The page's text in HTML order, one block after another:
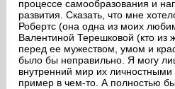
процессе самообразования и
развития. Сказать, что мне
Робертс (она одна из моих
Валентиной Терешковой (кто из
перед ее мужеством, умом и
было бы неправильно. Я могу
внутренний мир их личностными
пример в чем-то. А полностью